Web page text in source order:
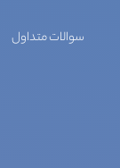
سوالات متداول